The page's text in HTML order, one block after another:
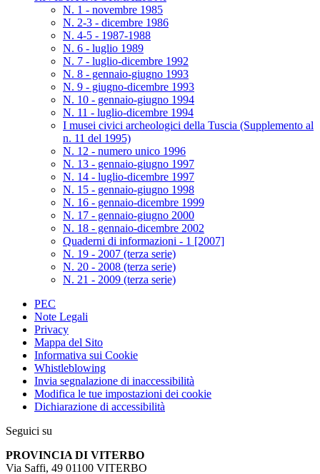
N. 1 - novembre 1985
N. 2-3 - dicembre 1986
N. 4-5 - 1987-1988
N. 6 - luglio 1989
N. 7 - luglio-dicembre 1992
N. 8 - gennaio-giugno 1993
N. 9 - giugno-dicembre 1993
N. 10 - gennaio-giugno 1994
N. 11 - luglio-dicembre 1994
I musei civici archeologici della Tuscia (Supplemento al
n. 11 del 1995)
N. 12 - numero unico 1996
N. 13 - gennaio-giugno 1997
N. 14 - luglio-dicembre 1997
N. 15 - gennaio-giugno 1998
N. 16 - gennaio-dicembre 1999
N. 17 - gennaio-giugno 2000
N. 18 - gennaio-dicembre 2002
Quaderni di informazioni - 1 [2007]
N. 19 - 2007 (terza serie)
N. 20 - 2008 (terza serie)
N. 21 - 2009 (terza serie)
PEC
Note Legali
Privacy
Mappa del Sito
Informativa sui Cookie
Whistleblowing
Invia segnalazione di inaccessibilità
Modifica le tue impostazioni dei cookie
Dichiarazione di accessibilità
Seguici su
PROVINCIA DI VITERBO
Via Saffi, 49 01100 VITERBO